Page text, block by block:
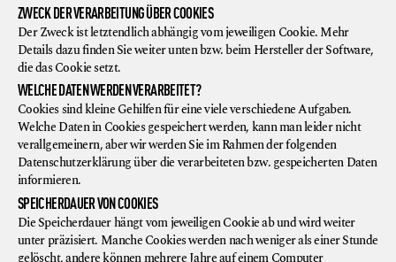
ZWECK DER VERARBEITUNG ÜBER COOKIES
Der Zweck ist letztendlich abhängig vom jeweiligen Cookie. Mehr
Details dazu finden Sie weiter unten bzw. beim Hersteller der Software,
die das Cookie setzt.
WELCHE DATEN WERDEN VERARBEITET?
Cookies sind kleine Gehilfen für eine viele verschiedene Aufgaben.
Welche Daten in Cookies gespeichert werden, kann man leider nicht
verallgemeinern, aber wir werden Sie im Rahmen der folgenden
Datenschutzerklärung über die verarbeiteten bzw. gespeicherten Daten
informieren.
SPEICHERDAUER VON COOKIES
Die Speicherdauer hängt vom jeweiligen Cookie ab und wird weiter
unter präzisiert. Manche Cookies werden nach weniger als einer Stunde